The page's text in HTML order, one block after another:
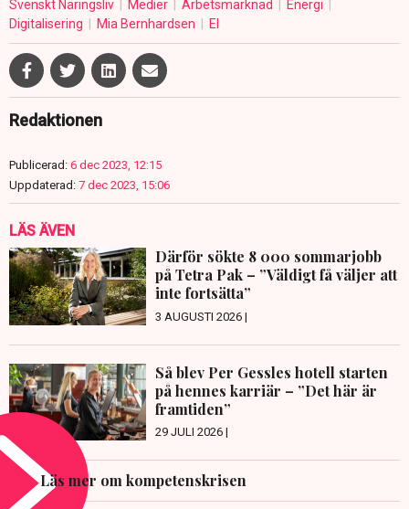
Svenskt Näringsliv Medier Arbetsmarknad
Energi
Digitalisering
Mia Bernhardsen El
Redaktionen
Publicerad: 6 dec 2023, 12:15
Uppdaterad: 7 dec 2023, 15:06
LÄS ÄVEN
Därför sökte 8 000 sommarjobb
på Tetra Pak – ”Väldigt få väljer att
inte fortsätta”
3 AUGUSTI 2026 |
Så blev Per Gessles hotell starten
på hennes karriär – ”Det här är
framtiden”
29 JULI 2026 |
Läs mer om kompetenskrisen